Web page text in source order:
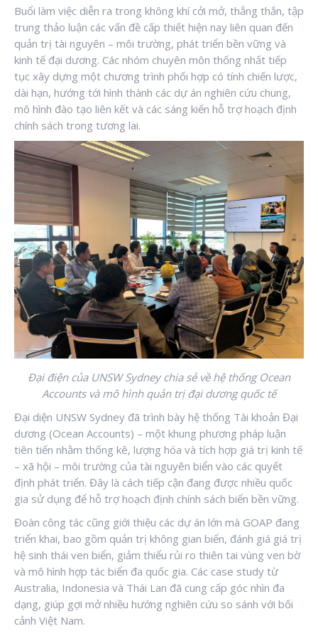
Buổi làm việc diễn ra trong không khí cởi mở, thẳng thắn, tập
trung thảo luận các vấn đề cấp thiết hiện nay liên quan đến
quản trị tài nguyên – môi trường, phát triển bền vững và
kinh tế đại dương. Các nhóm chuyên môn thống nhất tiếp
tục xây dựng một chương trình phối hợp có tính chiến lược,
dài hạn, hướng tới hình thành các dự án nghiên cứu chung,
mô hình đào tạo liên kết và các sáng kiến hỗ trợ hoạch định
chính sách trong tương lai.
Đại điện của UNSW Sydney chia sẻ về hệ thống Ocean
Accounts và mô hình quản trị đại dương quốc tế
Đại diện UNSW Sydney đã trình bày hệ thống Tài khoản Đại
dương (Ocean Accounts) – một khung phương pháp luận
tiên tiến nhằm thống kê, lượng hóa và tích hợp giá trị kinh tế
– xã hội – môi trường của tài nguyên biển vào các quyết
định phát triển. Đây là cách tiếp cận đang được nhiều quốc
gia sử dụng để hỗ trợ hoạch định chính sách biển bền vững.
Đoàn công tác cũng giới thiệu các dự án lớn mà GOAP đang
triển khai, bao gồm quản trị không gian biển, đánh giá giá trị
hệ sinh thái ven biển, giảm thiểu rủi ro thiên tai vùng ven bờ
và mô hình hợp tác biển đa quốc gia. Các case study từ
Australia, Indonesia và Thái Lan đã cung cấp góc nhìn đa
dạng, giúp gợi mở nhiều hướng nghiên cứu so sánh với bối
cảnh Việt Nam.